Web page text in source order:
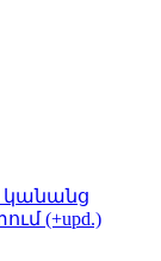
կանանց
(+upd.)